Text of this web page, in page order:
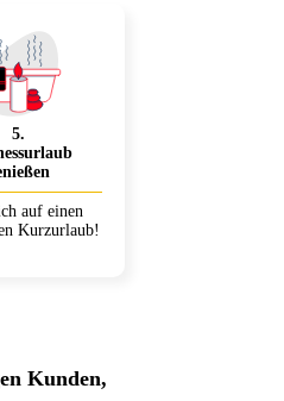
5.
auf einen
Kurzurlaub!
Kunden,